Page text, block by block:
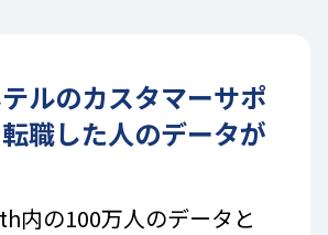
ルのカスタマーサポ
職した人のデータが
内の100万人のデータと